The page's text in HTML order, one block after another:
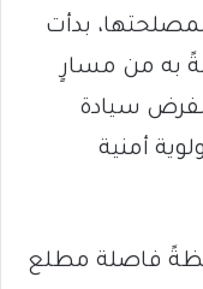
بدأت
به من مسارٍ
لفرض سيادة
أمنية
فاصلة مطلع